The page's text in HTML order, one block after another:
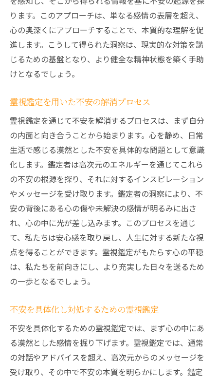
ります。このアプローチは、単なる感情の表層を超え、
心の奥深くにアプローチすることで、本質的な理解を促
進します。こうして得られた洞察は、現実的な対策を講
じるための基盤となり、より健全な精神状態を築く手助
けとなるでしょう。
霊視鑑定を用いた不安の解消プロセス
霊視鑑定を通じて不安を解消するプロセスは、まず自分
の内面と向き合うことから始まります。心を静め、日常
生活で感じる漠然とした不安を具体的な問題として意識
化します。鑑定者は高次元のエネルギーを通じてこれら
の不安の根源を探り、それに対するインスピレーション
やメッセージを受け取ります。鑑定者の洞察により、不
安の背後にある心の傷や未解決の感情が明るみに出さ
れ、心の中に光が差し込みます。このプロセスを通じ
て、私たちは安心感を取り戻し、人生に対する新たな視
点を得ることができます。霊視鑑定がもたらす心の平穏
は、私たちを前向きにし、より充実した日々を送るため
の一歩となるでしょう。
不安を具体化し対処するための霊視鑑定
不安を具体化するための霊視鑑定では、まず心の中にあ
る漠然とした感情を掘り下げます。霊視鑑定では、通常
の対話やアドバイスを超え、高次元からのメッセージを
受け取り、その中で不安の本質を明らかにします。鑑定